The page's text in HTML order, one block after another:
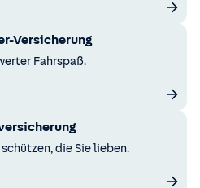
Versicherung
Fahrspaß.
schützen, die Sie lieben.